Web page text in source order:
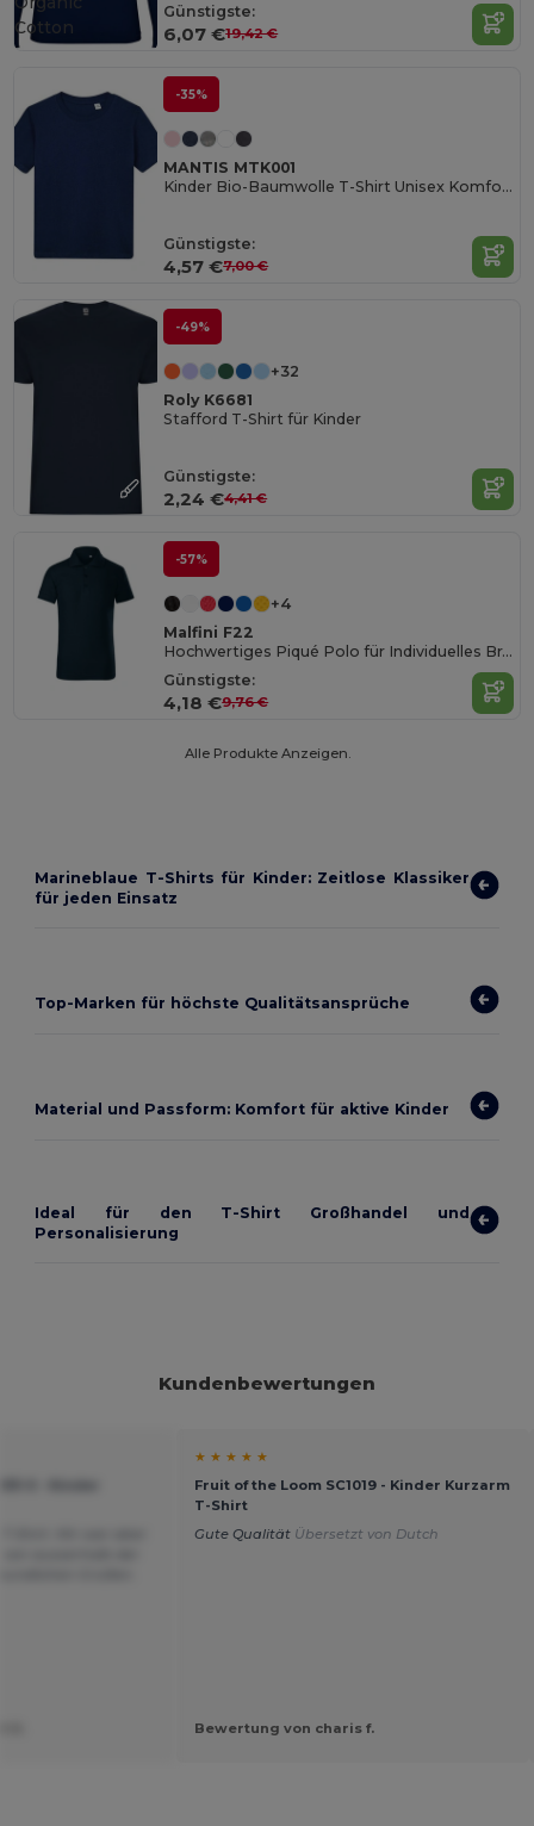
Günstigste:
6,07 €19,42 €
Cotton
-35%
MANTIS MTK001
Kinder Bio-Baumwolle T-Shirt Unisex Komfort
Günstigste:
4,57 €7,00 €
-49%
+32
Roly K6681
Stafford T-Shirt für Kinder
Günstigste:
2,24 €4,41 €
-57%
+4
Malfini F22
Hochwertiges Piqué Polo für Individuelles Branding
Günstigste:
4,18 €9,76 €
Alle Produkte Anzeigen.
Marineblaue T-Shirts für Kinder: Zeitlose Klassiker
für jeden Einsatz
Top-Marken für höchste Qualitätsansprüche
Material und Passform: Komfort für aktive Kinder
Ideal für den T-Shirt Großhandel und
Personalisierung
Kundenbewertungen
★ ★ ★ ★ ★
Fruit of the Loom SC1019 - Kinder Kurzarm
T-Shirt
Gute Qualität Übersetzt von Dutch
Bewertung von charis f.